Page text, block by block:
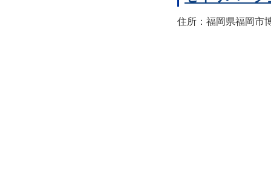
住所：福岡県福岡市